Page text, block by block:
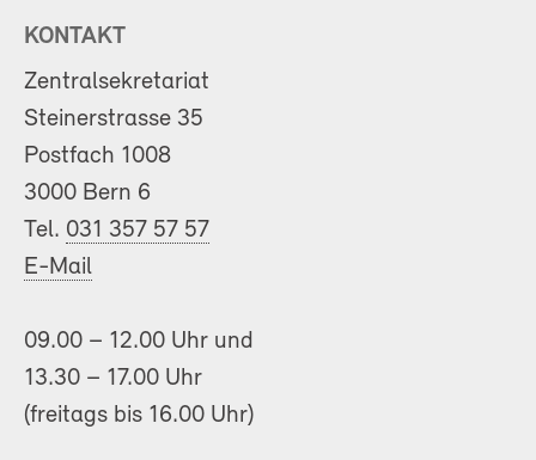
KONTAKT
Zentralsekretariat
Steinerstrasse 35
Postfach 1008
3000 Bern 6
Tel. 031 357 57 57
E-Mail
09.00 – 12.00 Uhr und
13.30 – 17.00 Uhr
(freitags bis 16.00 Uhr)